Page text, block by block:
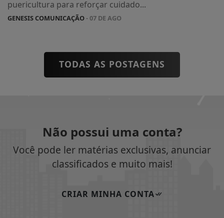
puericultura para reforçar cuidado...
GENESIS COMUNICAÇÃO- 07 DE AGO
TODAS AS POSTAGENS
Não possui uma conta?
Você pode ler matérias exclusivas, anunciar
classificados e muito mais!
CRIAR MINHA CONTA